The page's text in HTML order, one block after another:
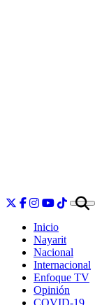
Inicio
Nayarit
Nacional
Internacional
Enfoque TV
Opinión